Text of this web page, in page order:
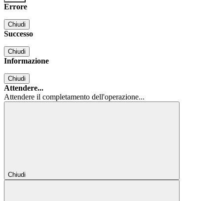
Errore
Chiudi
Successo
Chiudi
Informazione
Chiudi
Attendere...
Attendere il completamento dell'operazione...
Chiudi